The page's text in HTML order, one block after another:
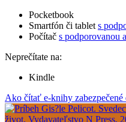
Pocketbook
Smartfón či tablet s
Počítač s podporovanou
Neprečítate na:
Kindle
Ako čítať e-knihy